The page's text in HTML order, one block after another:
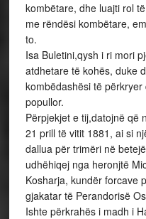
kombëtare, dhe luajti rol
me rëndësi kombëtare,
to.
Isa Buletini,qysh i ri mori
atdhetare të kohës, duke
kombëdashësi të
popullor.
Përpjekjet e tij,datojnë që
21 prill të vitit 1881, ai si
dallua për trimëri në
udhëhiqej nga heronjtë
Kosharja, kundër forcave
gjakatar të Perandorisë
Ishte përkrahës i madh i